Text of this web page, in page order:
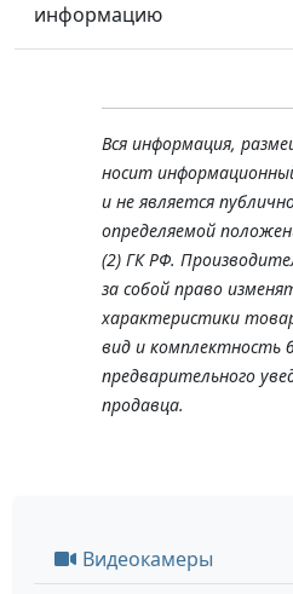
информацию
Вся информация,
носит
и не является
определяемой
(2) ГК РФ.
за собой право
характеристики
вид и комплектность
предварительного
продавца.
Видеокамеры